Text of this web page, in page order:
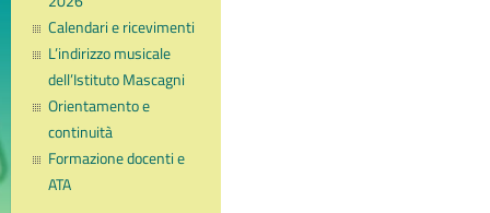
Calendari e ricevimenti
L’indirizzo musicale
dell’Istituto Mascagni
Orientamento e
continuità
Formazione docenti e
ATA